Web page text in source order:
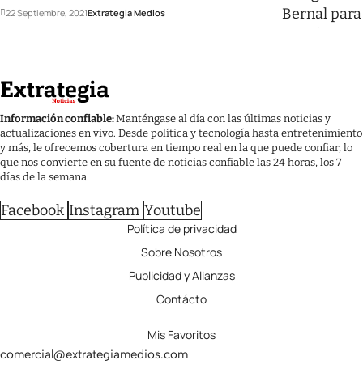
22 Septiembre, 2021Extrategia Medios
Información confiable:Manténgase al día con las últimas noticias y
actualizaciones en vivo. Desde política y tecnología hasta entretenimiento
y más, le ofrecemos cobertura en tiempo real en la que puede confiar, lo
que nos convierte en su fuente de noticias confiable las 24 horas, los 7
días de la semana.
Facebook Instagram Youtube
Política de privacidad
Sobre Nosotros
Publicidad y Alianzas
Contácto
Mis Favoritos
comercial@extrategiamedios.com